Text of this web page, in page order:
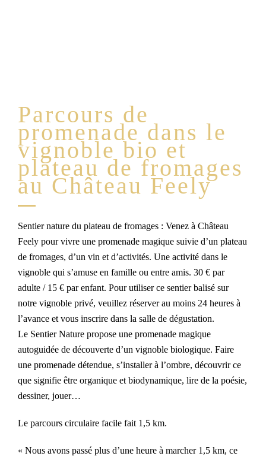
Parcours de
promenade dans le
vignoble bio et
plateau de fromages
au Château Feely
Sentier nature du plateau de fromages : Venez à Château
Feely pour vivre une promenade magique suivie d’un plateau
de fromages, d’un vin et d’activités. Une activité dans le
vignoble qui s’amuse en famille ou entre amis. 30 € par
adulte / 15 € par enfant. Pour utiliser ce sentier balisé sur
notre vignoble privé, veuillez réserver au moins 24 heures à
l’avance et vous inscrire dans la salle de dégustation.
Le Sentier Nature propose une promenade magique
autoguidée de découverte d’un vignoble biologique. Faire
une promenade détendue, s’installer à l’ombre, découvrir ce
que signifie être organique et biodynamique, lire de la poésie,
dessiner, jouer…
Le parcours circulaire facile fait 1,5 km.
« Nous avons passé plus d’une heure à marcher 1,5 km, ce